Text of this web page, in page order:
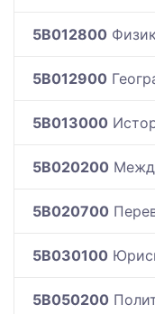
5B012800
5B012900
5B013000
5B020200
5B020700
5B030100
5B050200